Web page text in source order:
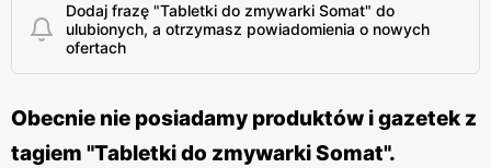
Dodaj frazę "Tabletki do zmywarki Somat" do
ulubionych, a otrzymasz powiadomienia o nowych
ofertach
Obecnie nie posiadamy produktów i gazetek z
tagiem "Tabletki do zmywarki Somat".